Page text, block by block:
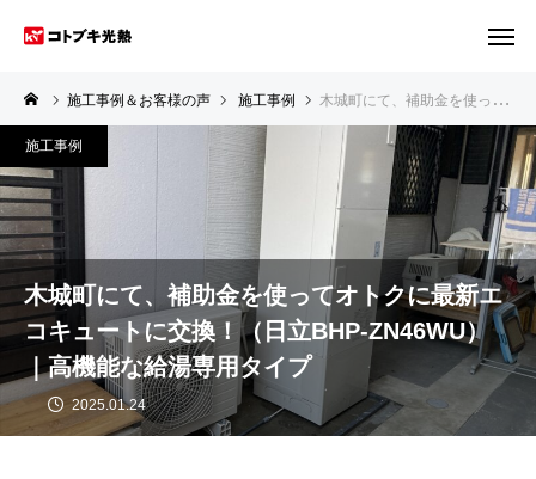
施工事例＆お客様の声 施工事例 木城町にて、補助金を使ってオトクに最新エコキュートに交換！（日立BHP-ZN46WU）｜高機能な給湯専用タイプ
木城町にて、補助金を使ってオトクに最新エ
コキュートに交換！（日立BHP-ZN46WU）
｜高機能な給湯専用タイプ
2025.01.24
施工事例